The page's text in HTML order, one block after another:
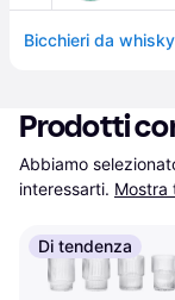
Bicchieri da
Prodotti
Abbiamo
interessarti. Mostra
Di tendenza